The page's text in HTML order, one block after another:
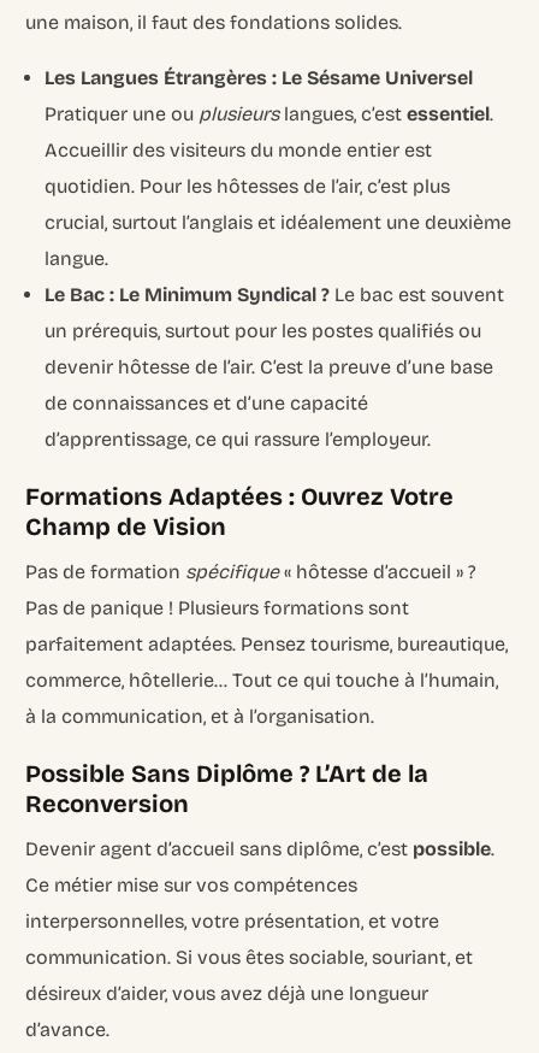
une maison, il faut des fondations solides.
Les Langues Étrangères : Le Sésame Universel
Pratiquer une ou plusieurslangues, c’estessentiel.
Accueillir des visiteurs du monde entier est
quotidien. Pour les hôtesses de l’air, c’est plus
crucial, surtout l’anglais et idéalement une deuxième
langue.
Le Bac : Le Minimum Syndical ? Le bac est souvent
un prérequis, surtout pour les postes qualifiés ou
devenir hôtesse de l’air. C’est la preuve d’une base
de connaissances et d’une capacité
d’apprentissage, ce qui rassure l’employeur.
Formations Adaptées : Ouvrez Votre
Champ de Vision
Pas de formation spécifique« hôtesse d’accueil » ?
Pas de panique ! Plusieurs formations sont
parfaitement adaptées. Pensez tourisme, bureautique,
commerce, hôtellerie… Tout ce qui touche à l’humain,
à la communication, et à l’organisation.
Possible Sans Diplôme ? L’Art de la
Reconversion
Devenir agent d’accueil sans diplôme, c’est possible.
Ce métier mise sur vos compétences
interpersonnelles, votre présentation, et votre
communication. Si vous êtes sociable, souriant, et
désireux d’aider, vous avez déjà une longueur
d’avance.